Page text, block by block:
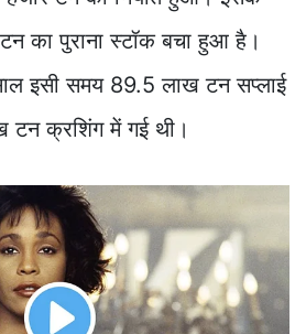
का पुराना स्टॉक बचा हुआ है।
इसी समय 89.5 लाख टन सप्लाई
क्रशिंग में गई थी।